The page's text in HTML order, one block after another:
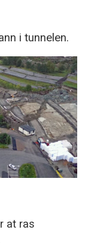
i tunnelen.
at ras